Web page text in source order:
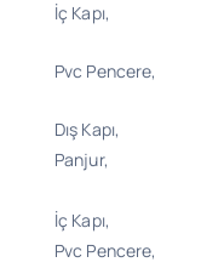
İç Kapı,
Pvc Pencere,
Dış Kapı,
Panjur,
İç Kapı,
Pvc Pencere,